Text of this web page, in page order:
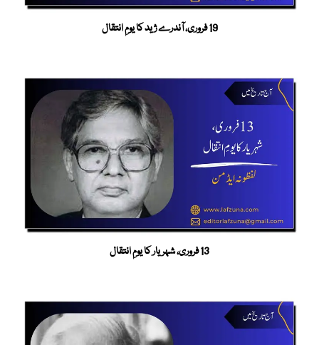
19 فروری، آندرے ژید کا یومِ انتقال
13 فروری، شہریار کا یومِ انتقال